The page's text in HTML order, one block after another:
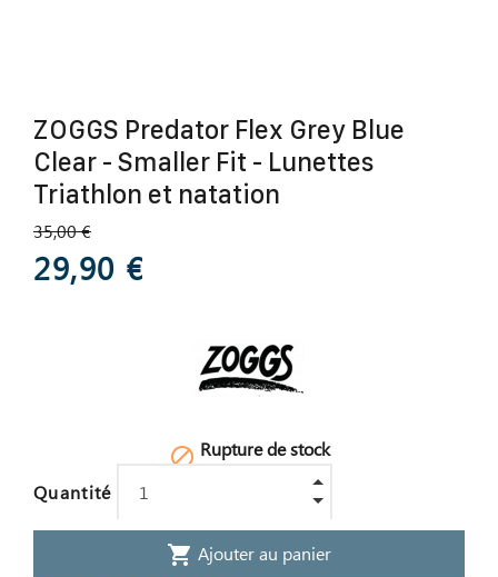
ZOGGS Predator Flex Grey Blue
Clear - Smaller Fit - Lunettes
Triathlon et natation
35,00 €
29,90 €
 Rupture de stock
Quantité
shopping_cart Ajouter au panier